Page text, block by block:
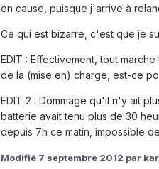
en cause, puisque j'arrive à
Ce qui est bizarre, c'est que je
EDIT : Effectivement, tout
de la (mise en) charge, est-ce
EDIT 2 : Dommage qu'il n'y ait
batterie avait tenu plus de 30
depuis 7h ce matin, impossible
Modifié 7 septembre 2012 par